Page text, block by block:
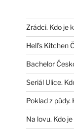
Zrádci. Kdo je
Hell’s Kitchen
Bachelor
Seriál Ulice.
Poklad z půdy.
Na lovu. Kdo